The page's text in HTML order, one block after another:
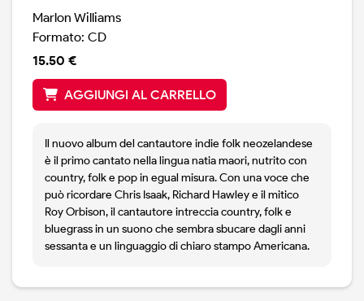
Marlon Williams
Formato: CD
15.50 €
AGGIUNGI AL CARRELLO
Il nuovo album del cantautore indie folk neozelandese
è il primo cantato nella lingua natia maori, nutrito con
country, folk e pop in egual misura. Con una voce che
può ricordare Chris Isaak, Richard Hawley e il mitico
Roy Orbison, il cantautore intreccia country, folk e
bluegrass in un suono che sembra sbucare dagli anni
sessanta e un linguaggio di chiaro stampo Americana.